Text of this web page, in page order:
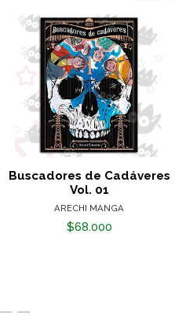
Buscadores de Cadáveres
Vol. 01
ARECHI MANGA
$68.000